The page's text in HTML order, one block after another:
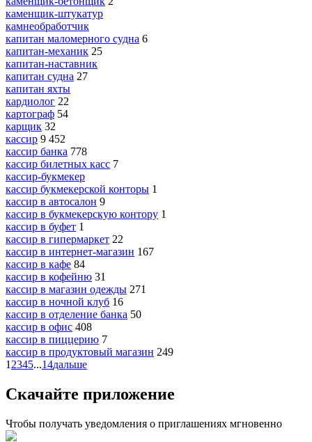
каменщик-штукатур
камнеобработчик
капитан маломерного судна 6
капитан-механик 25
капитан-наставник
капитан судна 27
капитан яхты
кардиолог 22
картограф 54
карщик 32
кассир 9 452
кассир банка 778
кассир билетных касс 7
кассир-букмекер
кассир букмекерской конторы 1
кассир в автосалон 9
кассир в букмекерскую контору 1
кассир в буфет 1
кассир в гипермаркет 22
кассир в интернет-магазин 167
кассир в кафе 84
кассир в кофейню 31
кассир в магазин одежды 271
кассир в ночной клуб 16
кассир в отделение банка 50
кассир в офис 408
кассир в пиццерию 7
кассир в продуктовый магазин 249
1 2345...14дальше
Скачайте приложение
Чтобы получать уведомления о приглашениях мгновенно